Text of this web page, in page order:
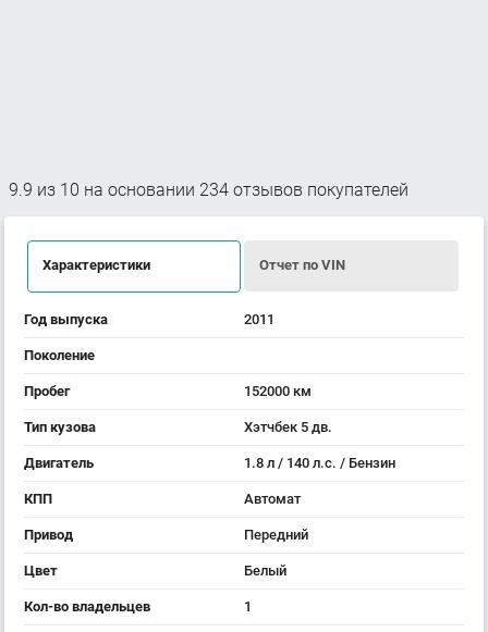
9.9 из 10 на основании 234 отзывов покупателей
Характеристики Отчет по VIN
Год выпуска 2011
Поколение
Пробег 152000 км
Тип кузова Хэтчбек 5 дв.
Двигатель 1.8 л / 140 л.с. / Бензин
КПП Автомат
Привод Передний
Цвет Белый
Кол-во владельцев 1